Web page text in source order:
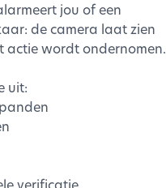
jou of een
de camera laat zien
actie wordt ondernomen.
uit:
verificatie